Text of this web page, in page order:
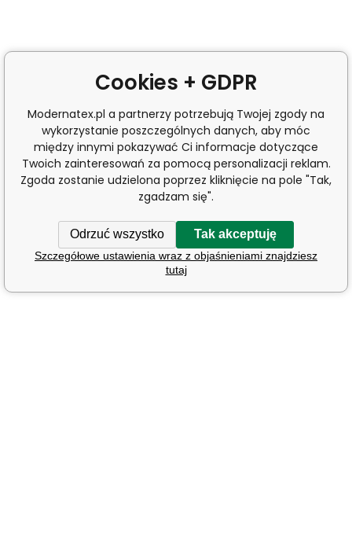
Cookies + GDPR
Modernatex.pl a partnerzy potrzebują Twojej zgody na
wykorzystanie poszczególnych danych, aby móc
między innymi pokazywać Ci informacje dotyczące
Twoich zainteresowań za pomocą personalizacji reklam.
Zgoda zostanie udzielona poprzez kliknięcie na pole "Tak,
zgadzam się".
Odrzuć wszystko Tak akceptuję
Szczegółowe ustawienia wraz z objaśnieniami znajdziesz
tutaj